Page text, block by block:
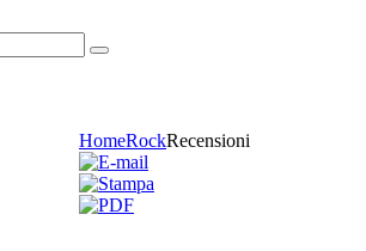
HomeRockRecensioni